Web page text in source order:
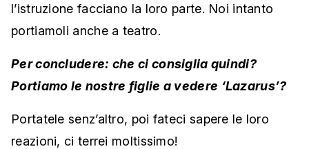
l’istruzione facciano la loro parte. Noi intanto
portiamoli anche a teatro.
Per concludere: che ci consiglia quindi?
Portiamo le nostre figlie a vedere ‘Lazarus’?
Portatele senz’altro, poi fateci sapere le loro
reazioni, ci terrei moltissimo!